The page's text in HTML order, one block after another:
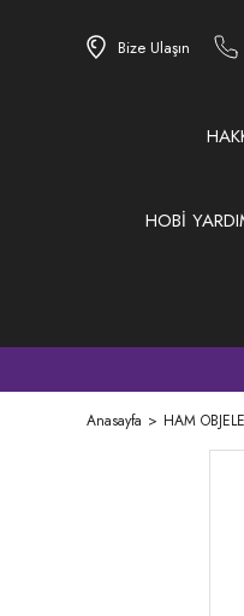
Bize Ulaşın
HOBİ
Anasayfa HAM